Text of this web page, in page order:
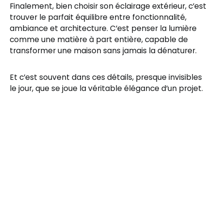
Finalement, bien choisir son éclairage extérieur, c’est
trouver le parfait équilibre entre fonctionnalité,
ambiance et architecture. C’est penser la lumière
comme une matière à part entière, capable de
transformer une maison sans jamais la dénaturer.
Et c’est souvent dans ces détails, presque invisibles
le jour, que se joue la véritable élégance d’un projet.